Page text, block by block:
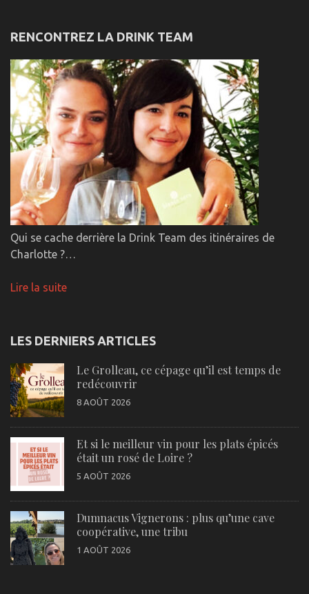
RENCONTREZ LA DRINK TEAM
Qui se cache derrière la Drink Team des itinéraires de
Charlotte ?…
Lire la suite
LES DERNIERS ARTICLES
Le Grolleau, ce cépage qu’il est temps de
redécouvrir
8 AOÛT 2026
Et si le meilleur vin pour les plats épicés
était un rosé de Loire ?
5 AOÛT 2026
Dumnacus Vignerons : plus qu’une cave
coopérative, une tribu
1 AOÛT 2026